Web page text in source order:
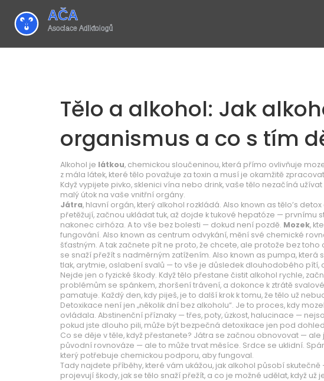
Tělo a alkohol: Jak
organismus a co s tím
Alkohol je látkou, chemickou sloučeninou, která přímo ovlivňuje
z mála látek, které tělo považuje za toxin a musí je okamžitě
Když vypijete pivko, sklenici vína nebo drink, vaše tělo nezačíná
malý útok na vaše vnitřní orgány.
Játra, hlavní orgán, který alkohol rozkládá. Also known as tělo’s
přetěžují, začnou ukládat tuk, až dojde k tukové hepatóze — prvnímu
nakonec cirhóza. A to vše bez bolesti — dokud není pozdě. Mozek,
fungování. Also known as centrum odvykání, mění své chemické
šťastným. A tak začnete pít ne proto, že chcete, ale protože bez
se snaží přežít s nadměrným zatížením. Also known as pumpa, která
tlak, arytmie, oslabení svalů — to vše je důsledek dlouhodobého pítí,
Nejde jen o fyzické škody. Když tělo přestane čistit alkohol rychle,
problémům se spánkem, zhoršení trávení, a dokonce k ztrátě
pamatuje. Každý den, kdy piješ, je to další krok k tomu, že tělo už
Detoxikace není jen „několik dní bez alkoholu“. Je to proces, kdy
ovládala. Abstinenční příznaky — třes, poty, úzkost, halucinace —
pokud jste dlouho pili, může být bezpečná detoxikace jen pod
Co se děje v těle, když přestanete? Játra se začnou obnovovat —
původní rovnováze — ale to může trvat měsíce. Srdce se uklidní.
který potřebuje chemickou podporu, aby fungoval.
Tady najdete příběhy, které vám ukážou, jak alkohol působí
projevují škody, jak se tělo snaží přežít, a co je možné udělat, když už